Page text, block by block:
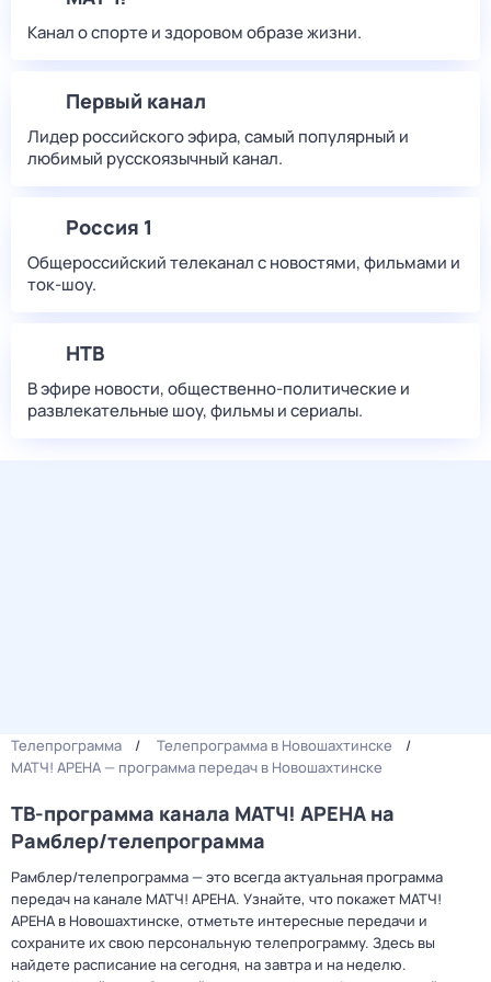
Канал о спорте и здоровом образе жизни.
Первый канал
Лидер российского эфира, самый популярный и
любимый русскоязычный канал.
Россия 1
Общероссийский телеканал с новостями, фильмами и
ток-шоу.
НТВ
В эфире новости, общественно-политические и
развлекательные шоу, фильмы и сериалы.
Телепрограмма
Телепрограмма в Новошахтинске
МАТЧ! АРЕНА — программа передач в Новошахтинске
ТВ-программа канала МАТЧ! АРЕНА на
Рамблер/телепрограмма
Рамблер/телепрограмма — это всегда актуальная программа
передач на канале МАТЧ! АРЕНА. Узнайте, что покажет МАТЧ!
АРЕНА в Новошахтинске, отметьте интересные передачи и
сохраните их свою персональную телепрограмму. Здесь вы
найдете расписание на сегодня, на завтра и на неделю.